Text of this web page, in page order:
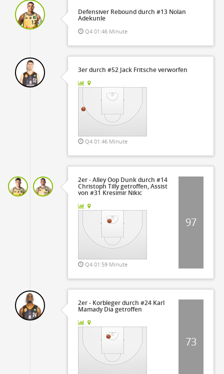
Defensiver Rebound durch #13 Nolan
Adekunle
Q4 01:46 Minute
3er durch #52 Jack Fritsche verworfen
Q4 01:46 Minute
2er - Alley Oop Dunk durch #14
Christoph Tilly getroffen, Assist
von #31 Kresimir Nikic
Q4 01:59 Minute
97
2er - Korbleger durch #24 Karl
Mamady Dia getroffen
73